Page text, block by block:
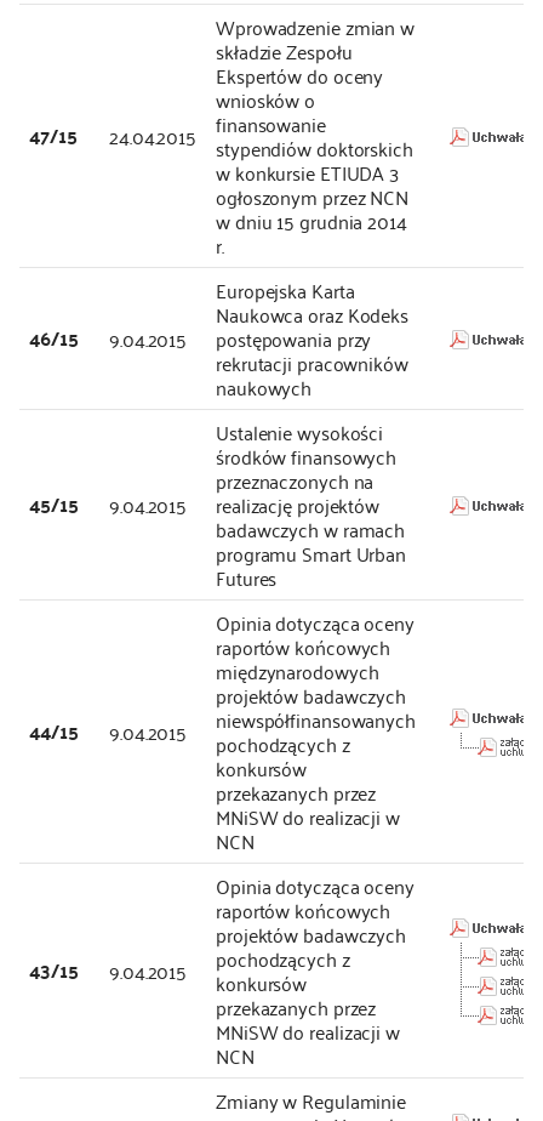
47/15 24.04.2015
Wprowadzenie zmian w
składzie Zespołu
Ekspertów do oceny
wniosków o
finansowanie
stypendiów doktorskich
w konkursie ETIUDA 3
ogłoszonym przez NCN
w dniu 15 grudnia 2014
r.
46/15 9.04.2015
Europejska Karta
Naukowca oraz Kodeks
postępowania przy
rekrutacji pracowników
naukowych
45/15 9.04.2015
Ustalenie wysokości
środków finansowych
przeznaczonych na
realizację projektów
badawczych w ramach
programu Smart Urban
Futures
44/15 9.04.2015
Opinia dotycząca oceny
raportów końcowych
międzynarodowych
projektów badawczych
niewspółfinansowanych
pochodzących z
konkursów
przekazanych przez
MNiSW do realizacji w
NCN
43/15 9.04.2015
Opinia dotycząca oceny
raportów końcowych
projektów badawczych
pochodzących z
konkursów
przekazanych przez
MNiSW do realizacji w
NCN
Zmiany w Regulaminie